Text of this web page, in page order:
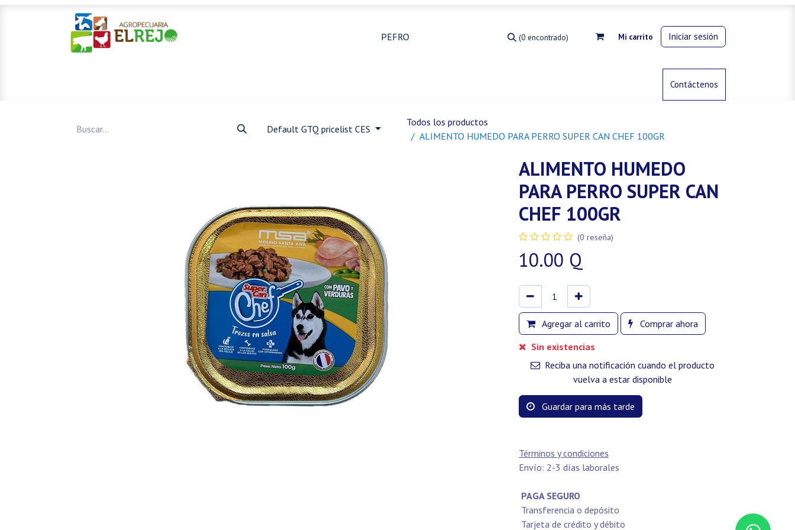
(0 encontrado) Mi carrito Iniciar sesión
Control de animalesContáctenos
Default GTQ pricelist CES
Todos los productos
ALIMENTO HUMEDO PARA PERRO SUPER CAN CHEF 100GR
ALIMENTO HUMEDO
PARA PERRO SUPER CAN
CHEF 100GR
(0 reseña)
10.00 Q
Agregar al carrito
Comprar ahora
Sin existencias
Reciba una notificación cuando el producto
vuelva a estar disponible
Guardar para más tarde
Términos y condiciones
Envío: 2-3 días laborales
PAGA SEGURO
Transferencia o depósito
Tarjeta de crédito y débito